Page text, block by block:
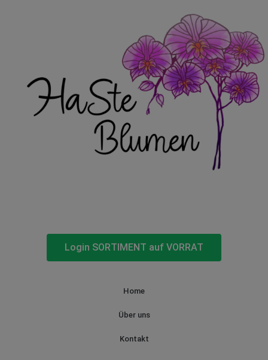
Login SORTIMENT auf VORRAT
Home
Über uns
Kontakt